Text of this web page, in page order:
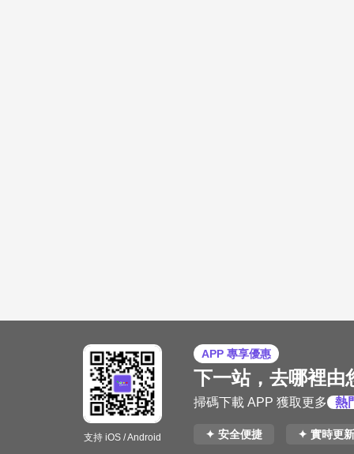
支持 iOS / Android
APP 專享優惠
下一站，去哪裡由
掃碼下載 APP 獲取更多 熱
✦ 安全便捷 ✦ 實時更新